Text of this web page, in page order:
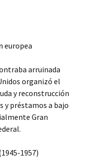
europea
arruinada
organizó el
y reconstrucción
y préstamos a bajo
Gran
1957)